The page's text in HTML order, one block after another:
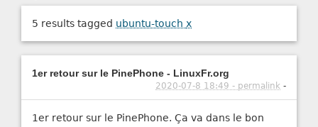
5 results tagged ubuntu-touch x
1er retour sur le PinePhone - LinuxFr.org
2020-07-8 18:49 - permalink -
1er retour sur le PinePhone. Ça va dans le bon